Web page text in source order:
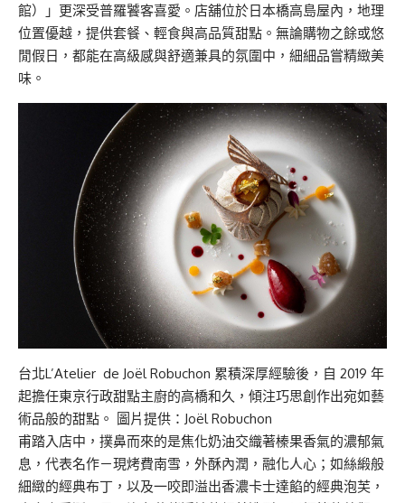
館）」更深受普羅饕客喜愛。店舖位於日本橋高島屋內，地理
位置優越，提供套餐、輕食與高品質甜點。無論購物之餘或悠
閒假日，都能在高級感與舒適兼具的氛圍中，細細品嘗精緻美
味。
台北L’Atelier de Joël Robuchon 累積深厚經驗後，自 2019 年
起擔任東京行政甜點主廚的高橋和久，傾注巧思創作出宛如藝
術品般的甜點。 圖片提供：Joël Robuchon
甫踏入店中，撲鼻而來的是焦化奶油交織著榛果香氣的濃郁氣
息，代表名作－現烤費南雪，外酥內潤，融化人心；如絲緞般
細緻的經典布丁，以及一咬即溢出香濃卡士達餡的經典泡芙，